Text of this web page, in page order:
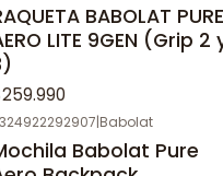
BABOLAT PURE
LITE 9GEN (Grip 2
|Babolat
Babolat Pure